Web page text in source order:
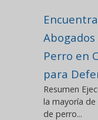
Perro en
para
Resumen
la mayoría
de perro...